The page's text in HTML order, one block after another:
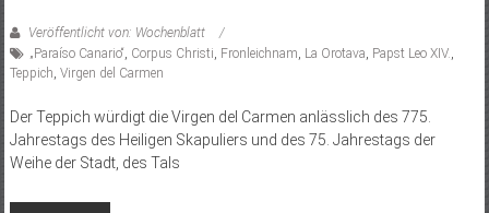
Veröffentlicht von: Wochenblatt
„Paraíso Canario“, Corpus Christi Fronleichnam La Orotava Papst Leo XIV.
Teppich Virgen del Carmen
Der Teppich würdigt die Virgen del Carmen anlässlich des 775.
Jahrestags des Heiligen Skapuliers und des 75. Jahrestags der
Weihe der Stadt, des Tals